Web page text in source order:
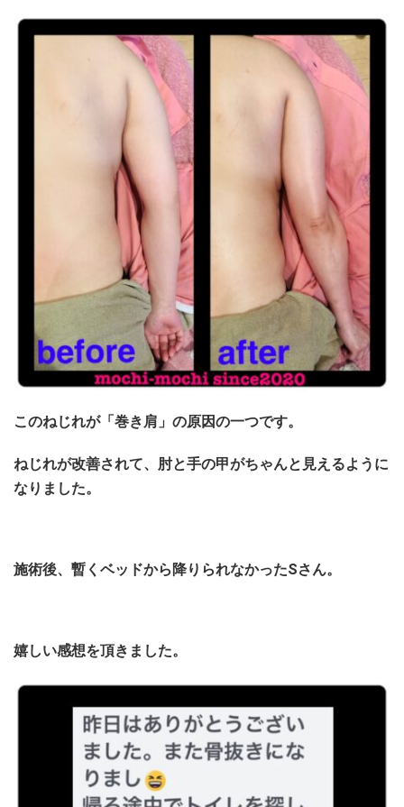
このねじれが「巻き肩」の原因の一つです。
ねじれが改善されて、肘と手の甲がちゃんと見えるように
なりました。
施術後、暫くベッドから降りられなかったSさん。
嬉しい感想を頂きました。